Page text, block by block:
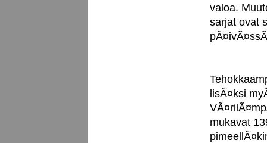
valoa.
sarjat ovat
lisÃ¤ksi
mukavat